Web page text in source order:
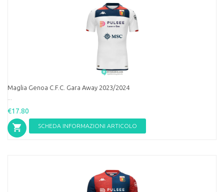
Maglia Genoa C.F.C. Gara Away 2023/2024
€17.80
SCHEDA INFORMAZIONI ARTICOLO